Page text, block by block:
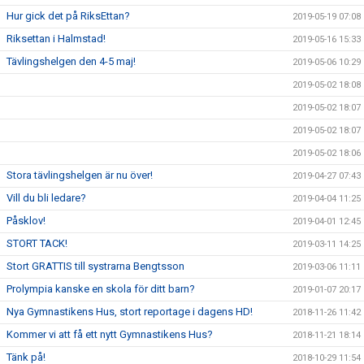
Hur gick det på RiksEttan? 2019-05-19 07:08
Riksettan i Halmstad! 2019-05-16 15:33
Tävlingshelgen den 4-5 maj! 2019-05-06 10:29
2019-05-02 18:08
2019-05-02 18:07
2019-05-02 18:07
2019-05-02 18:06
Stora tävlingshelgen är nu över! 2019-04-27 07:43
Vill du bli ledare? 2019-04-04 11:25
Påsklov! 2019-04-01 12:45
STORT TACK! 2019-03-11 14:25
Stort GRATTIS till systrarna Bengtsson 2019-03-06 11:11
Prolympia kanske en skola för ditt barn? 2019-01-07 20:17
Nya Gymnastikens Hus, stort reportage i dagens HD! 2018-11-26 11:42
Kommer vi att få ett nytt Gymnastikens Hus? 2018-11-21 18:14
Tänk på! 2018-10-29 11:54